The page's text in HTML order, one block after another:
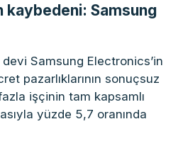
kaybedeni: Samsung
Samsung Electronics’in
pazarlıklarının sonuçsuz
işçinin tam kapsamlı
yüzde 5,7 oranında